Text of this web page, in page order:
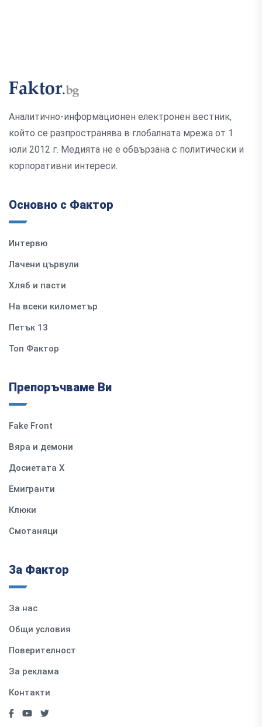
Аналитично-информационен електронен вестник,
който се разпространява в глобалната мрежа от 1
юли 2012 г. Медията не е обвързана с политически и
корпоративни интереси.
Основно с Фактор
Интервю
Лачени цървули
Хляб и пасти
На всеки километър
Петък 13
Топ Фактор
Препоръчваме Ви
Fake Front
Вяра и демони
Досиетата Х
Емигранти
Клюки
Смотаняци
За Фактор
За нас
Общи условия
Поверителност
За реклама
Контакти